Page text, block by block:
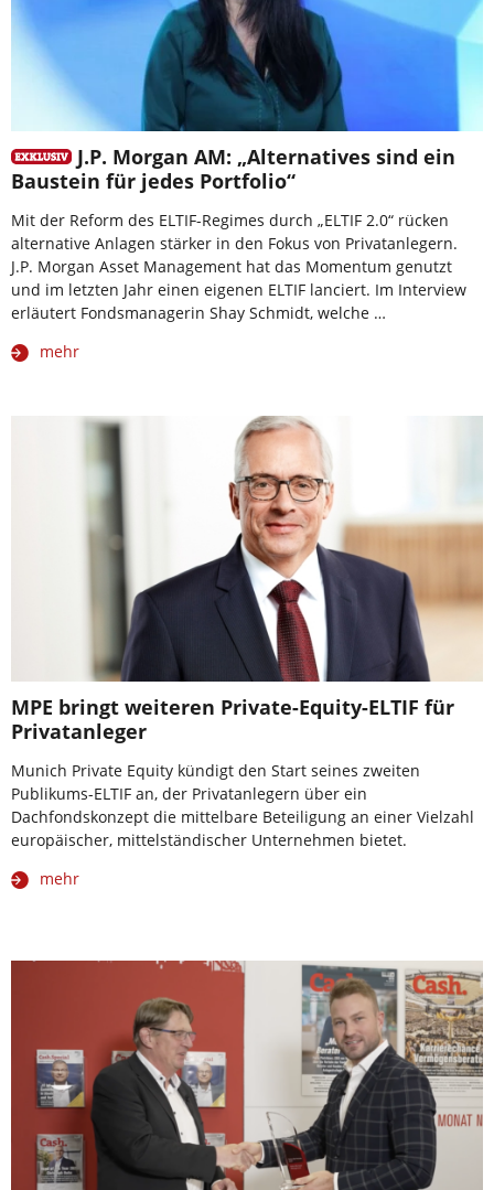
J.P. Morgan AM: „Alternatives sind ein
Baustein für jedes Portfolio“
Mit der Reform des ELTIF-Regimes durch „ELTIF 2.0“ rücken
alternative Anlagen stärker in den Fokus von Privatanlegern.
J.P. Morgan Asset Management hat das Momentum genutzt
und im letzten Jahr einen eigenen ELTIF lanciert. Im Interview
erläutert Fondsmanagerin Shay Schmidt, welche …
mehr
MPE bringt weiteren Private-Equity-ELTIF für
Privatanleger
Munich Private Equity kündigt den Start seines zweiten
Publikums-ELTIF an, der Privatanlegern über ein
Dachfondskonzept die mittelbare Beteiligung an einer Vielzahl
europäischer, mittelständischer Unternehmen bietet.
mehr